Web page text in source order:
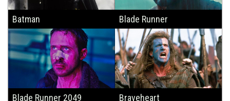
Batman Blade Runner
Blade Runner 2049 Braveheart